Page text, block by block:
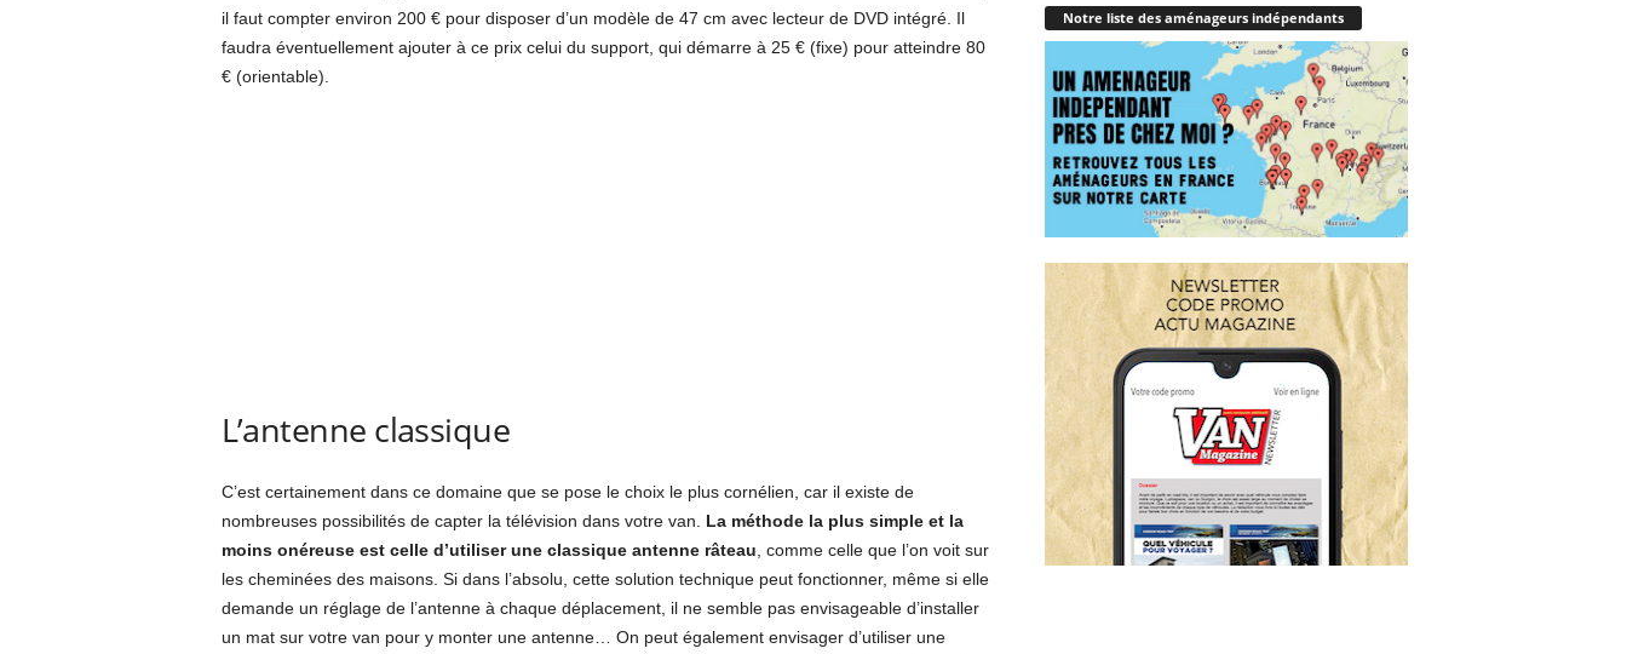
il faut compter environ 200 € pour disposer d’un modèle de 47 cm avec lecteur de DVD intégré. Il
faudra éventuellement ajouter à ce prix celui du support, qui démarre à 25 € (fixe) pour atteindre 80
€ (orientable).
L’antenne classique
C’est certainement dans ce domaine que se pose le choix le plus cornélien, car il existe de
nombreuses possibilités de capter la télévision dans votre van. La méthode la plus simple et la
moins onéreuse est celle d’utiliser une classique antenne râteau , comme celle que l’on voit sur
les cheminées des maisons. Si dans l’absolu, cette solution technique peut fonctionner, même si elle
demande un réglage de l’antenne à chaque déplacement, il ne semble pas envisageable d’installer
un mat sur votre van pour y monter une antenne… On peut également envisager d’utiliser une
Notre liste des aménageurs indépendants